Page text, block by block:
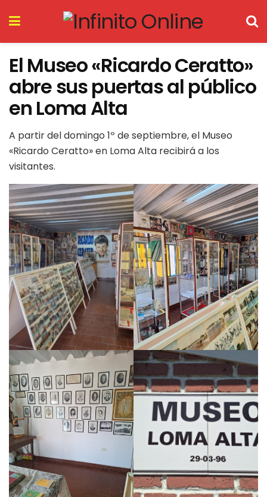
El Museo «Ricardo Ceratto»
abre sus puertas al público
en Loma Alta
A partir del domingo 1º de septiembre, el Museo
«Ricardo Ceratto» en Loma Alta recibirá a los
visitantes.